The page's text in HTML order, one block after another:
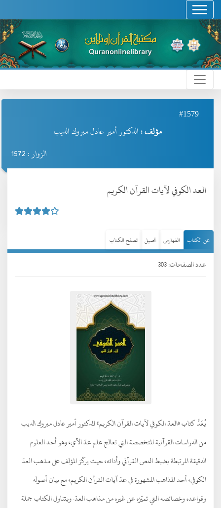
#1579
مؤلف : الدكتور أمير عادل مبروك الديب
الزوار : 1572
العد الكوفي لآيات القرآن الكريم
عن الكتاب الفهارس تحميل تصفح الكتاب
عدد الصفحات: 303
يُعَدُّ كتاب «العدّ الكوفي لآيات القرآن الكريم» للدكتور أمير عادل مبروك الديب
من الدراسات القرآنية المتخصصة التي تعالج علم عدّ الآي، وهو أحد العلوم
الدقيقة المرتبطة بضبط النص القرآني وأدائه، حيث يركّز المؤلف على مذهب العدّ
الكوفي، أحد المذاهب المشهورة في عدّ آيات القرآن الكريم، مع بيان أصوله
وقواعده وخصائصه التي تميّزه عن غيره من مذاهب العدّ. ويتناول الكتاب جملة